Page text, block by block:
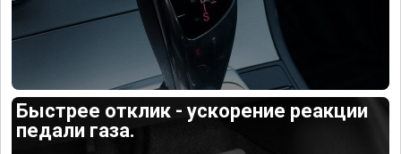
Быстрее отклик - ускорение реакции
педали газа.